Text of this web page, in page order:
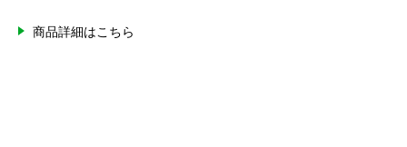
商品詳細はこちら